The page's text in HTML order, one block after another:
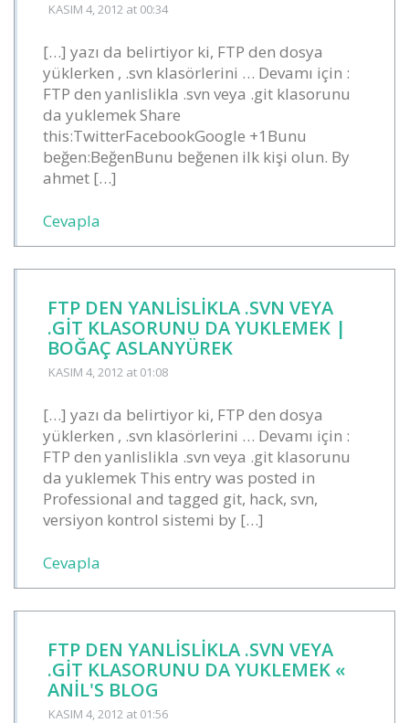
KASIM 4, 2012 at 00:34
[…] yazı da belirtiyor ki, FTP den dosya
yüklerken , .svn klasörlerini … Devamı için :
FTP den yanlislikla .svn veya .git klasorunu
da yuklemek Share
this:TwitterFacebookGoogle +1Bunu
beğen:BeğenBunu beğenen ilk kişi olun. By
ahmet […]
Cevapla
FTP DEN YANLISLIKLA .SVN VEYA
.GIT KLASORUNU DA YUKLEMEK |
BOĞAÇ ASLANYÜREK
KASIM 4, 2012 at 01:08
[…] yazı da belirtiyor ki, FTP den dosya
yüklerken , .svn klasörlerini … Devamı için :
FTP den yanlislikla .svn veya .git klasorunu
da yuklemek This entry was posted in
Professional and tagged git, hack, svn,
versiyon kontrol sistemi by […]
Cevapla
FTP DEN YANLISLIKLA .SVN VEYA
.GIT KLASORUNU DA YUKLEMEK «
ANIL'S BLOG
KASIM 4, 2012 at 01:56